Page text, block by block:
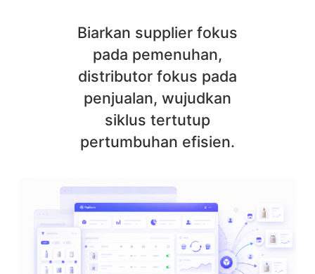
Biarkan supplier fokus
pada pemenuhan,
distributor fokus pada
penjualan, wujudkan
siklus tertutup
pertumbuhan efisien.